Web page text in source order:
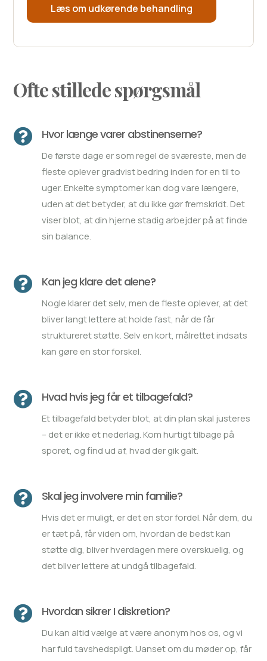
Læs om udkørende behandling
Ofte stillede spørgsmål
 Hvor længe varer abstinenserne?
De første dage er som regel de sværeste, men de
fleste oplever gradvist bedring inden for en til to
uger. Enkelte symptomer kan dog vare længere,
uden at det betyder, at du ikke gør fremskridt. Det
viser blot, at din hjerne stadig arbejder på at finde
sin balance.
 Kan jeg klare det alene?
Nogle klarer det selv, men de fleste oplever, at det
bliver langt lettere at holde fast, når de får
struktureret støtte. Selv en kort, målrettet indsats
kan gøre en stor forskel.
 Hvad hvis jeg får et tilbagefald?
Et tilbagefald betyder blot, at din plan skal justeres
– det er ikke et nederlag. Kom hurtigt tilbage på
sporet, og find ud af, hvad der gik galt.
 Skal jeg involvere min familie?
Hvis det er muligt, er det en stor fordel. Når dem, du
er tæt på, får viden om, hvordan de bedst kan
støtte dig, bliver hverdagen mere overskuelig, og
det bliver lettere at undgå tilbagefald.
 Hvordan sikrer I diskretion?
Du kan altid vælge at være anonym hos os, og vi
har fuld tavshedspligt. Uanset om du møder op, får